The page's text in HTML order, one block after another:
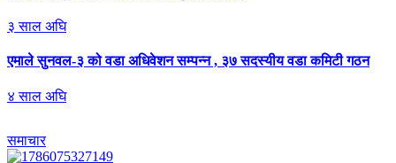
३ साल अघि
एमालेसुनवल-३ को वडा अधिवेशन सम्पन्न , ३७ सदस्यीय वडा कमिटी गठन
४ साल अघि
समाचार